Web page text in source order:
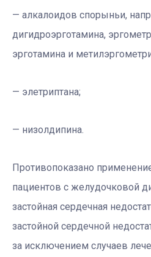
— алкалоидов спорыньи,
дигидроэрготамина,
эрготамина и
— элетриптана;
— низолдипина.
Противопоказано
пациентов с желудочковой
застойная сердечная
застойной сердечной
за исключением случаев